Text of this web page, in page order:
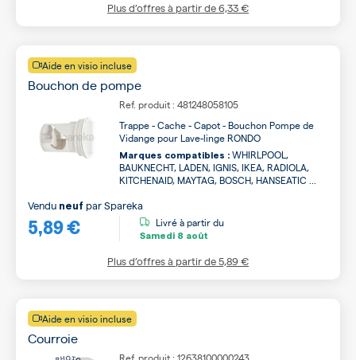
Plus d’offres à partir de6,33 €
Aide en visio incluse
Bouchon de pompe
Ref. produit : 481248058105
Trappe - Cache - Capot - Bouchon Pompe de
Vidange pour Lave-linge RONDO
Marques compatibles : WHIRLPOOL,
BAUKNECHT, LADEN, IGNIS, IKEA, RADIOLA,
KITCHENAID, MAYTAG, BOSCH, HANSEATIC ...
5,89 €
Vendu neuf parSpareka
Livré à partir du
Samedi 8 août
Plus d’offres à partir de5,89 €
Aide en visio incluse
Courroie